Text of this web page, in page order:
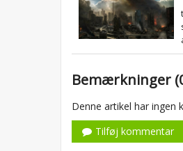
Bemærkninger
Denne artikel har
Tilføj kommentar